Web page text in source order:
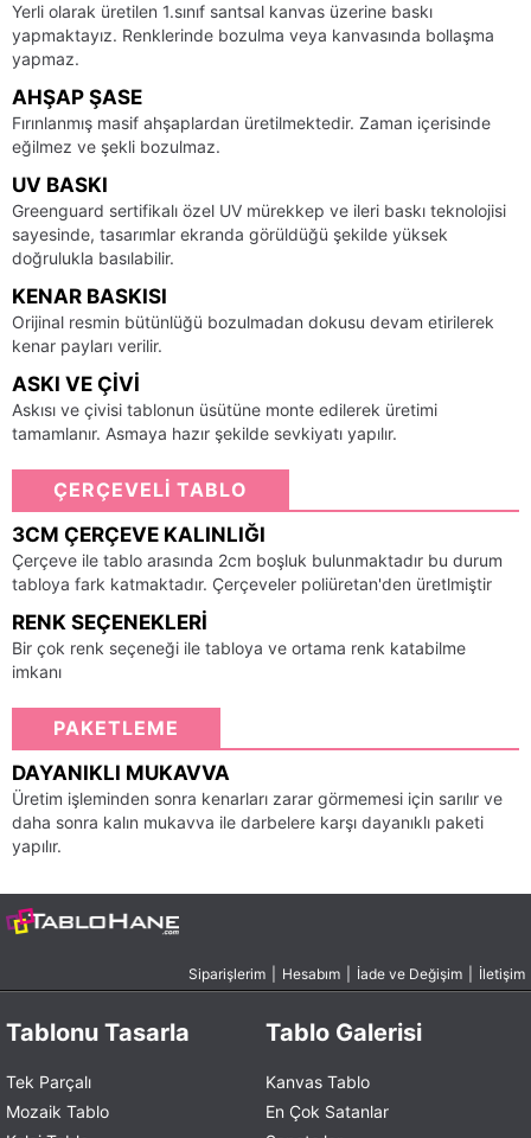
Yerli olarak üretilen 1.sınıf santsal kanvas üzerine baskı
yapmaktayız. Renklerinde bozulma veya kanvasında bollaşma
yapmaz.
AHŞAP ŞASE
Fırınlanmış masif ahşaplardan üretilmektedir. Zaman içerisinde
eğilmez ve şekli bozulmaz.
UV BASKI
Greenguard sertifikalı özel UV mürekkep ve ileri baskı teknolojisi
sayesinde, tasarımlar ekranda görüldüğü şekilde yüksek
doğrulukla basılabilir.
KENAR BASKISI
Orijinal resmin bütünlüğü bozulmadan dokusu devam etirilerek
kenar payları verilir.
ASKI VE ÇIVI
Askısı ve çivisi tablonun üsütüne monte edilerek üretimi
tamamlanır. Asmaya hazır şekilde sevkiyatı yapılır.
ÇERÇEVELİ TABLO
3CM ÇERÇEVE KALINLIĞI
Çerçeve ile tablo arasında 2cm boşluk bulunmaktadır bu durum
tabloya fark katmaktadır. Çerçeveler poliüretan'den üretlmiştir
RENK SEÇENEKLERI
Bir çok renk seçeneği ile tabloya ve ortama renk katabilme
imkanı
PAKETLEME
DAYANIKLI MUKAVVA
Üretim işleminden sonra kenarları zarar görmemesi için sarılır ve
daha sonra kalın mukavva ile darbelere karşı dayanıklı paketi
yapılır.
Siparişlerim Hesabım İade ve Değişim İletişim
Tablonu Tasarla
Tek Parçalı
Mozaik Tablo
Tablo Galerisi
Kanvas Tablo
En Çok Satanlar